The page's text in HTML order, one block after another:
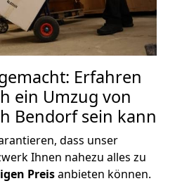
Erfahren
ein Umzug von
Bendorf sein kann
dass unser
Ihnen nahezu alles zu
Preisanbieten können.